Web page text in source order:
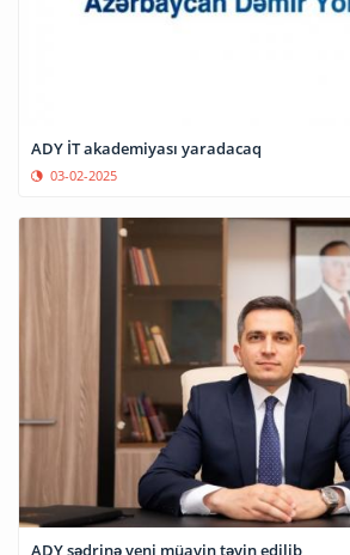
ADY İT akademiyası yaradacaq
03-02-2025
ADY sədrinə yeni müavin təyin edilib